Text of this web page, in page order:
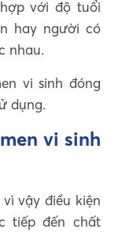
với độ tuổi
hay người có
nhau.
vi sinh đóng
dụng.
vi sinh
vậy điều kiện
tiếp đến chất